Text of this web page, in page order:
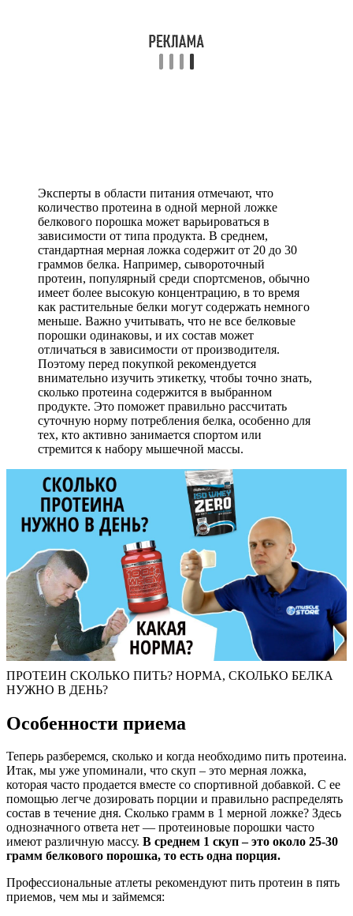
Эксперты в области питания отмечают, что
количество протеина в одной мерной ложке
белкового порошка может варьироваться в
зависимости от типа продукта. В среднем,
стандартная мерная ложка содержит от 20 до 30
граммов белка. Например, сывороточный
протеин, популярный среди спортсменов, обычно
имеет более высокую концентрацию, в то время
как растительные белки могут содержать немного
меньше. Важно учитывать, что не все белковые
порошки одинаковы, и их состав может
отличаться в зависимости от производителя.
Поэтому перед покупкой рекомендуется
внимательно изучить этикетку, чтобы точно знать,
сколько протеина содержится в выбранном
продукте. Это поможет правильно рассчитать
суточную норму потребления белка, особенно для
тех, кто активно занимается спортом или
стремится к набору мышечной массы.
ПРОТЕИН СКОЛЬКО ПИТЬ? НОРМА, СКОЛЬКО БЕЛКА
НУЖНО В ДЕНЬ?
Особенности приема
Теперь разберемся, сколько и когда необходимо пить протеина.
Итак, мы уже упоминали, что скуп – это мерная ложка,
которая часто продается вместе со спортивной добавкой. С ее
помощью легче дозировать порции и правильно распределять
состав в течение дня. Сколько грамм в 1 мерной ложке? Здесь
однозначного ответа нет — протеиновые порошки часто
имеют различную массу. В среднем 1 скуп – это около 25-30
грамм белкового порошка, то есть одна порция.
Профессиональные атлеты рекомендуют пить протеин в пять
приемов, чем мы и займемся: